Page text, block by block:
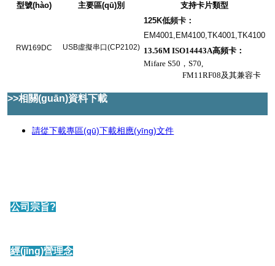
型號(hào) 主要區(qū)別 支持卡片類型
RW169DC USB虛擬串口(CP2102)
125K低頻卡：
EM4001,EM4100,TK4001,TK4100
13.56M ISO14443A高頻卡：
Mifare S50，S70,
FM11RF08及其兼容卡
>>相關(guān)資料下載
請從下載專區(qū)下載相應(yīng)文件
公司宗旨?
經(jīng)營理念